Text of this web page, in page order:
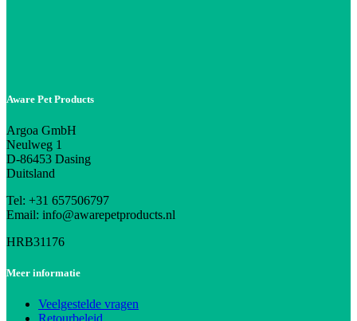
Aware Pet Products
Argoa GmbH
Neulweg 1
D-86453 Dasing
Duitsland
Tel: +31 657506797
Email: info@awarepetproducts.nl
HRB31176
Meer informatie
Veelgestelde vragen